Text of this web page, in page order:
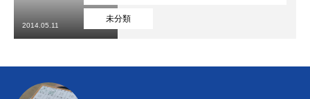
未分類
2014.05.11